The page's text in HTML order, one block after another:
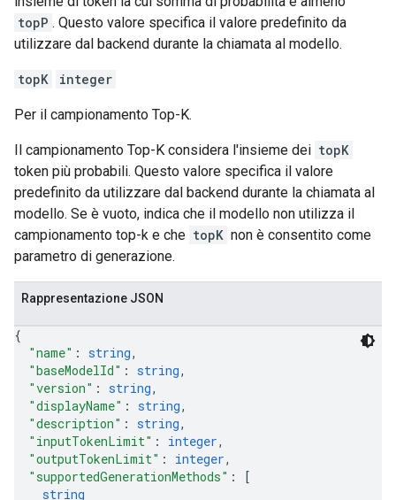
topP . Questo valore specifica il valore predefinito da
utilizzare dal backend durante la chiamata al modello.
topK integer
Per il campionamento Top-K.
Il campionamento Top-K considera l'insieme dei topK
token più probabili. Questo valore specifica il valore
predefinito da utilizzare dal backend durante la chiamata al
modello. Se è vuoto, indica che il modello non utilizza il
campionamento top-k e che topK non è consentito come
parametro di generazione.
Rappresentazione JSON
{
"name" : string,
"baseModelId" : string,
"version" : string,
"displayName" : string,
"description" : string,
"inputTokenLimit" : integer,
"outputTokenLimit" : integer,
"supportedGenerationMethods" :
[
string